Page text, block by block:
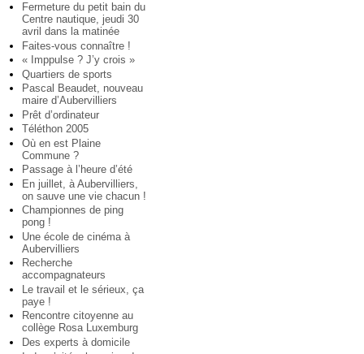
Fermeture du petit bain du
Centre nautique, jeudi 30
avril dans la matinée
Faites-vous connaître !
« Imppulse ? J’y crois »
Quartiers de sports
Pascal Beaudet, nouveau
maire d’Aubervilliers
Prêt d’ordinateur
Téléthon 2005
Où en est Plaine
Commune ?
Passage à l’heure d’été
En juillet, à Aubervilliers,
on sauve une vie chacun !
Championnes de ping
pong !
Une école de cinéma à
Aubervilliers
Recherche
accompagnateurs
Le travail et le sérieux, ça
paye !
Rencontre citoyenne au
collège Rosa Luxemburg
Des experts à domicile